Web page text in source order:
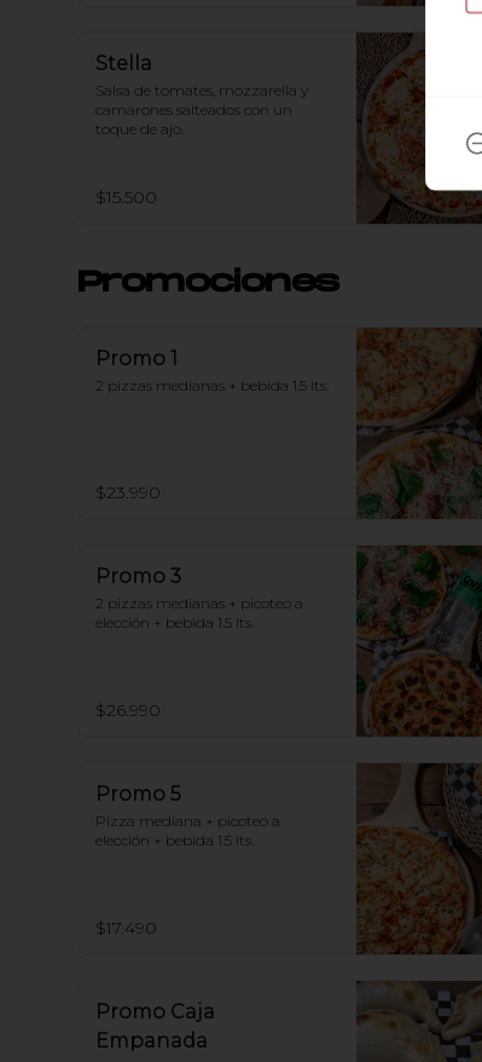
Stella
Salsa de tomates, mozzarella y
camarones salteados con un
toque de ajo.
$15.500
Promociones
Promo 1
2 pizzas medianas + bebida 1.5 lts.
$23.990
Promo 3
2 pizzas medianas + picoteo a
elección + bebida 1.5 lts.
$26.990
Promo 5
Pizza mediana + picoteo a
elección + bebida 1.5 lts.
$17.490
Promo Caja
Empanada